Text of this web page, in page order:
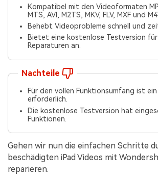
Kompatibel mit den Videoformaten
MTS, AVI, M2TS, MKV, FLV, MXF und
Behebt Videoprobleme schnell und
Bietet eine kostenlose Testversion
Reparaturen an.
Nachteile
Für den vollen Funktionsumfang ist
erforderlich.
Die kostenlose Testversion hat
Funktionen.
Gehen wir nun die einfachen Schritte
beschädigten iPad Videos mit
reparieren.